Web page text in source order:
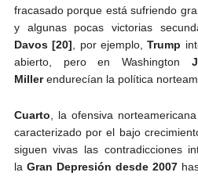
fracasado porque está sufriendo
y algunas pocas victorias
Davos[20] , por ejemplo, Trump
abierto, pero en Washington
Millerendurecían la política
Cuarto , la ofensiva
caracterizado por el bajo
siguen vivas las contradicciones
la Gran Depresión desde 2007